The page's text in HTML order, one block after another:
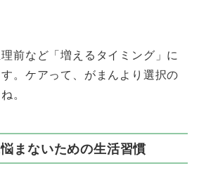
前など「増えるタイミング」に
。ケアって、がまんより選択の
。
まないための生活習慣